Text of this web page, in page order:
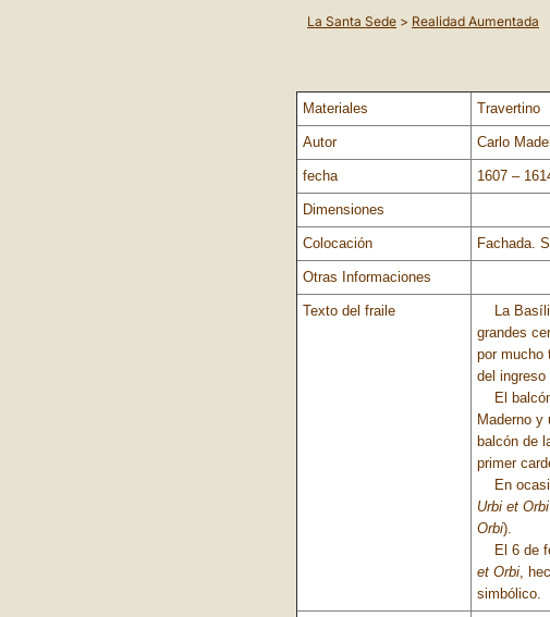
La Santa Sede > Realidad Aumentada
Materiales Travertino
Autor Carlo
fecha 1607 –
Dimensiones
Colocación Fachada.
Otras Informaciones
Texto del fraile
La
grandes
por mucho
del
El balcón
Maderno y
balcón de
primer
En
Urbi et Orbi
Orbi).
El 6 de
et Orbi,
simbólico.